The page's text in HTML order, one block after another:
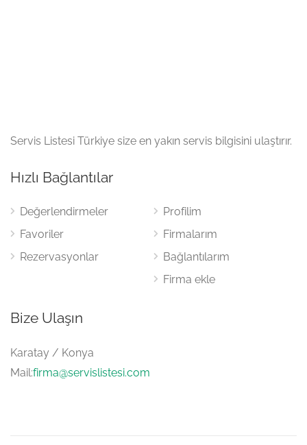
Servis Listesi Türkiye size en yakın servis bilgisini ulaştırır.
Hızlı Bağlantılar
Değerlendirmeler
Favoriler
Rezervasyonlar
Profilim
Firmalarım
Bağlantılarım
Firma ekle
Bize Ulaşın
Karatay / Konya
Mail:firma@servislistesi.com